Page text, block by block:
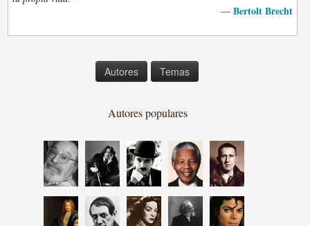
— Bertolt Brecht
Autores Temas
Autores populares